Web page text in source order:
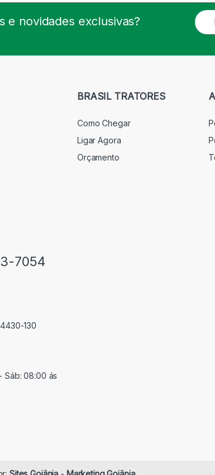
novidades exclusivas?
E
m
7054
130
Sáb: 08:00 ás
BRASIL TRATORES
Como Chegar
Ligar Agora
Orçamento